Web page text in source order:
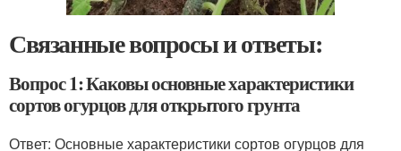
Связанные вопросы и ответы:
Вопрос 1: Каковы основные характеристики
сортов огурцов для открытого грунта
Ответ: Основные характеристики сортов огурцов для